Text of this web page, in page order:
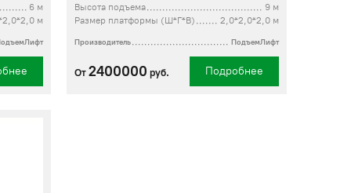
6 м
м
Высота подъема
9 м
Размер платформы (Ш*Г*В)
2,0*2,0*2,0 м
Производитель ПодъемЛифт
От2400000 руб. Подробнее